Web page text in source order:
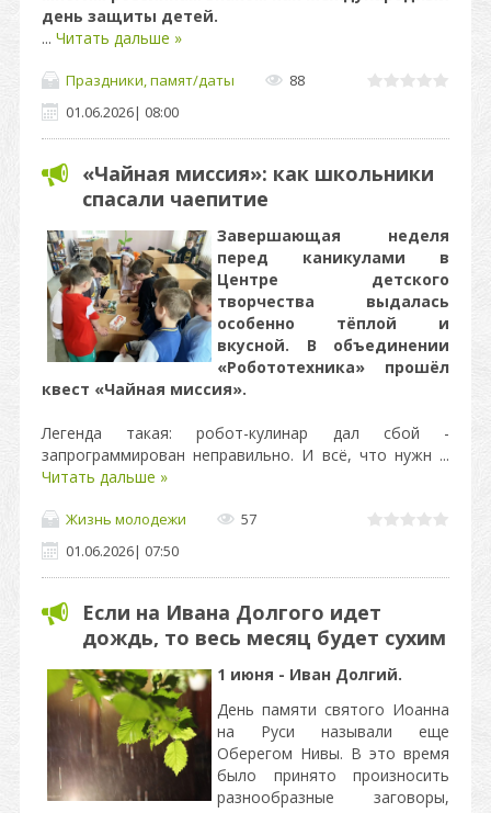
день защиты детей.
... Читать дальше »
Праздники, памят/даты
88
01.06.2026| 08:00
«Чайная миссия»: как школьники
спасали чаепитие
Завершающая неделя
перед каникулами в
Центре детского
творчества выдалась
особенно тёплой и
вкусной. В объединении
«Робототехника» прошёл
квест «Чайная миссия».
Легенда такая: робот-кулинар дал сбой -
запрограммирован неправильно. И всё, что нужн ...
Читать дальше »
Жизнь молодежи
57
01.06.2026| 07:50
Если на Ивана Долгого идет
дождь, то весь месяц будет сухим
1 июня - Иван Долгий.
День памяти святого Иоанна
на Руси называли еще
Оберегом Нивы. В это время
было принято произносить
разнообразные заговоры,